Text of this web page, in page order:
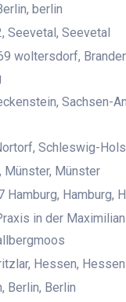
berlin
Seevetal, Seevetal
woltersdorf,
Sachsen-
Schleswig-
Münster
Hamburg, Hamburg,
in der
Hessen, Hessen
Berlin, Berlin